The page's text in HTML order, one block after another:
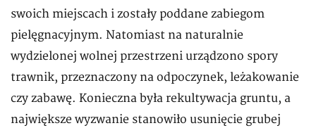
swoich miejscach i zostały poddane zabiegom
pielęgnacyjnym. Natomiast na naturalnie
wydzielonej wolnej przestrzeni urządzono spory
trawnik, przeznaczony na odpoczynek, leżakowanie
czy zabawę. Konieczna była rekultywacja gruntu, a
największe wyzwanie stanowiło usunięcie grubej